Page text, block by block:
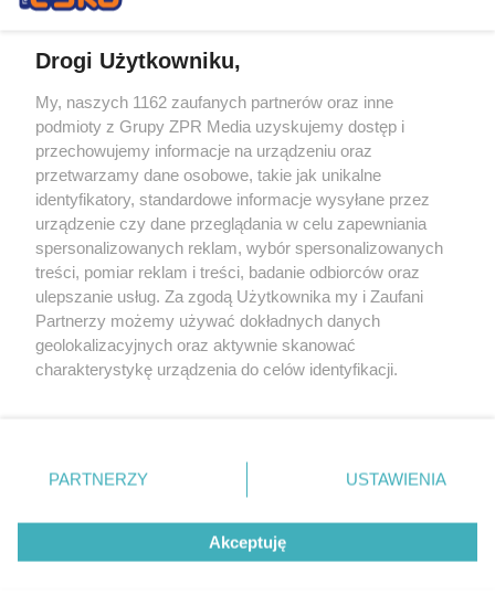
Żaden utwór zamieszczony w serwisie nie może być powielany i
rozpowszechniany lub dalej rozpowszechniany w jakikolwiek sposób (w
tym także elektroniczny lub mechaniczny) na jakimkolwiek polu
eksploatacji w jakiejkolwiek formie, włącznie z umieszczaniem w
Internecie bez pisemnej zgody właściciela praw. Jakiekolwiek użycie lub
wykorzystanie utworów w całości lub w części z naruszeniem prawa,
tzn. bez właściwej zgody, jest zabronione pod groźbą kary i może być
ścigane prawnie.
© 2026 Grupa ZPR Media
Drogi Użytkowniku,
My, naszych 1162 zaufanych partnerów oraz inne
podmioty z Grupy ZPR Media uzyskujemy dostęp i
przechowujemy informacje na urządzeniu oraz
przetwarzamy dane osobowe, takie jak unikalne
identyfikatory, standardowe informacje wysyłane przez
urządzenie czy dane przeglądania w celu zapewniania
spersonalizowanych reklam, wybór spersonalizowanych
treści, pomiar reklam i treści, badanie odbiorców oraz
ulepszanie usług. Za zgodą Użytkownika my i Zaufani
Partnerzy możemy używać dokładnych danych
geolokalizacyjnych oraz aktywnie skanować
charakterystykę urządzenia do celów identyfikacji.
zmienić/wycofać klikając przycisk ustawień prywatności
znajdujący się w lewym dolnym rogu strony
rodzaje przetwarzania danych nie wymagają zgody
użytkownika, ale masz prawo sprzeciwić się takiemu
przetwarzaniu. Preferencje będą miały zastosowanie tylko
PARTNERZY USTAWIENIA
Akceptuję